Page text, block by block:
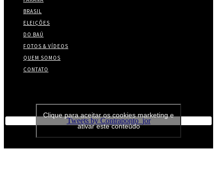
BRASIL
ELEIÇÕES
DO BAÚ
FOTOS & VÍDEOS
QUEM SOMOS
CONTATO
Twitter
Tweets by Contraponto_jor
Clique para aceitar os cookies marketing e
ativar este conteúdo